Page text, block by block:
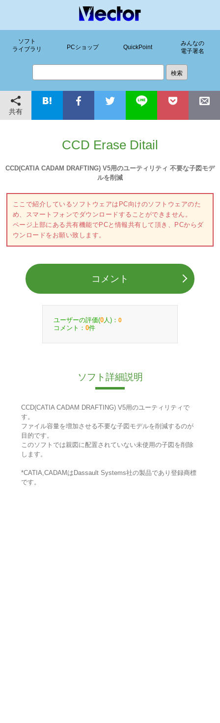
ソフト
ライブラリ
PCショップ QuickPoint
みんなの
電子署名
共有
CCD Erase Ditail
CCD(CATIA CADAM DRAFTING) V5用のユーティリティ 不要な子図モデ
ルを削減
ここで紹介しているソフトウェアはPC向けのソフトウェアのた
め、スマートフォンでダウンロードすることができません。
ページ上部にある共有機能でPCと情報共有して頂き、PCからダ
ウンロードをお願い致します。
コメント
ユーザーの評価(0 人)： 0
コメント： 0件
ソフト詳細説明
CCD(CATIA CADAM DRAFTING) V5用のユーティリティで
す。
ファイル容量を増加させる不要な子図モデルを削減するのが
目的です。
このソフトでは親図に配置されていない未使用の子図を削除
します。
*CATIA,CADAMはDassault Systems社の製品であり登録商標
です。